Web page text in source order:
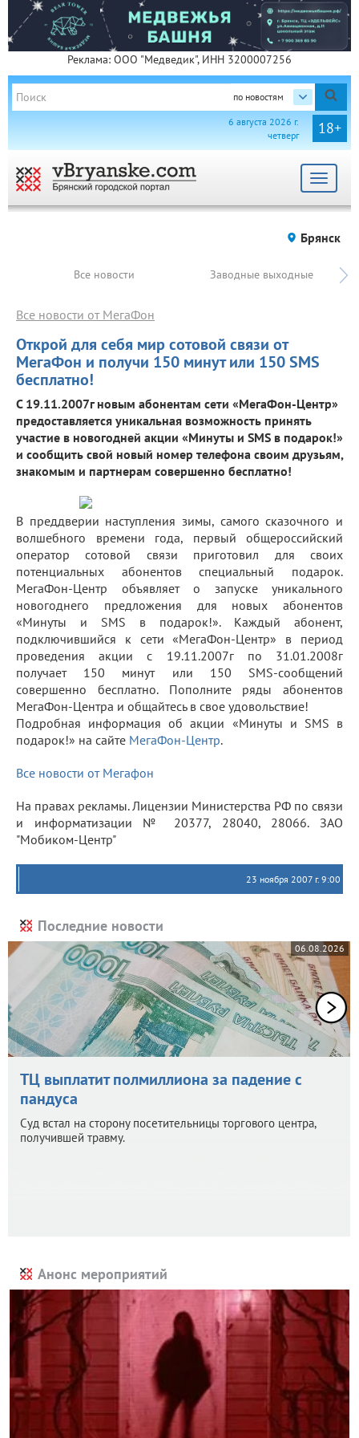
Реклама: ООО "Медведик", ИНН 3200007256
по новостям
18+
6 августа 2026 г.
четверг
Toggle
Брянск
Все новости Заводные выходные
Открой для себя мир сотовой связи от
МегаФон и получи 150 минут или 150 SMS
бесплатно!
Все новости от МегаФон
С 19.11.2007г новым абонентам сети «МегаФон-Центр»
предоставляется уникальная возможность принять
участие в новогодней акции «Минуты и SMS в подарок!»
и сообщить свой новый номер телефона своим друзьям,
знакомым и партнерам совершенно бесплатно!
В преддверии наступления зимы, самого сказочного и
волшебного времени года, первый общероссийский
оператор сотовой связи приготовил для своих
потенциальных абонентов специальный подарок.
МегаФон-Центр объявляет о запуске уникального
новогоднего предложения для новых абонентов
«Минуты и SMS в подарок!». Каждый абонент,
подключившийся к сети «МегаФон-Центр» в период
проведения акции с 19.11.2007г по 31.01.2008г
получает 150 минут или 150 SMS-сообщений
совершенно бесплатно. Пополните ряды абонентов
МегаФон-Центра и общайтесь в свое удовольствие!
Подробная информация об акции «Минуты и SMS в
подарок!» на сайте МегаФон-Центр.
Все новости от Мегафон
На правах рекламы. Лицензии Министерства РФ по связи
и информатизации № 20377, 28040, 28066. ЗАО
"Мобиком-Центр"
23 ноября 2007 г. 9:00
Последние новости
06.08.2026
ТЦ выплатит полмиллиона за падение с
пандуса
Суд встал на сторону посетительницы торгового центра,
получившей травму.
Анонс мероприятий